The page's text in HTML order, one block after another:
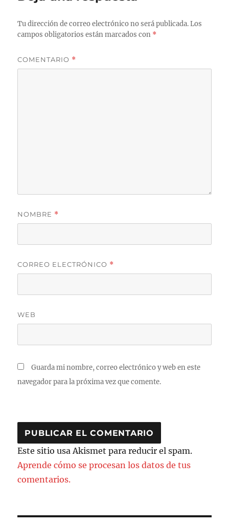
Tu dirección de correo electrónico no será publicada. Los
campos obligatorios están marcados con *
COMENTARIO *
NOMBRE *
CORREO ELECTRÓNICO *
WEB
Guarda mi nombre, correo electrónico y web en este
navegador para la próxima vez que comente.
Este sitio usa Akismet para reducir el spam.
Aprende cómo se procesan los datos de tus
comentarios.